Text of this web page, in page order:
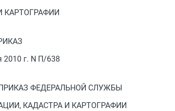
КАРТОГРАФИИ
2010 г. N П/638
ФЕДЕРАЛЬНОЙ СЛУЖБЫ
КАДАСТРА И КАРТОГРАФИИ